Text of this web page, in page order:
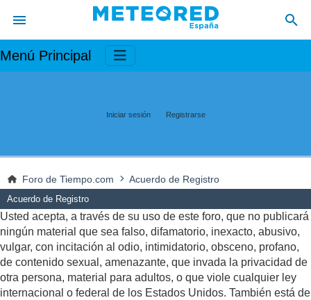
Menú Principal
Iniciar sesión Registrarse
Foro de Tiempo.com Acuerdo de Registro
Acuerdo de Registro
Usted acepta, a través de su uso de este foro, que no publicará
ningún material que sea falso, difamatorio, inexacto, abusivo,
vulgar, con incitación al odio, intimidatorio, obsceno, profano,
de contenido sexual, amenazante, que invada la privacidad de
otra persona, material para adultos, o que viole cualquier ley
internacional o federal de los Estados Unidos. También está de